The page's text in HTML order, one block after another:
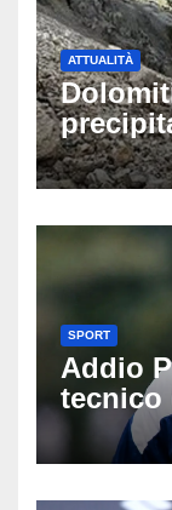
ATTUALITÀ
SPORT
Addio
tecnico
scritto
del